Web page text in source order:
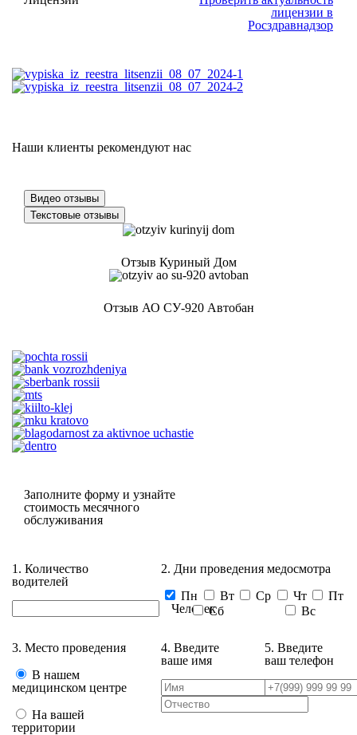
лицензии в
Росздравнадзор
Наши клиенты рекомендуют нас
Видео отзывы
Текстовые отзывы
Отзыв Куриный Дом
Отзыв АО СУ-920 Автобан
Заполните форму и узнайте
стоимость месячного
обслуживания
1. Количество
водителей
Человек
2. Дни проведения медосмотра
Пн
Вт Ср Чт
Пт
Сб
Вс
3. Место проведения
В нашем
медицинском центре
На вашей
территории
4. Введите
ваше имя
5. Введите
ваш телефон